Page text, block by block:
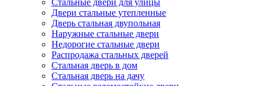
Стальные двери для улицы
Двери стальные утепленные
Дверь стальная двупольная
Наружные стальные двери
Недорогие стальные двери
Распродажа стальных дверей
Стальная дверь в дом
Стальная дверь на дачу